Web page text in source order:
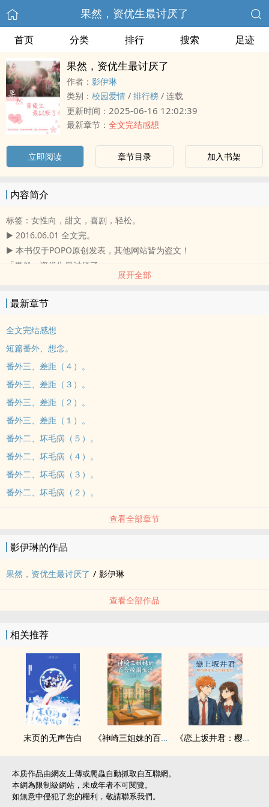
果然，资优生最讨厌了
首页 分类 排行 搜索 足迹
果然，资优生最讨厌了
作者： 影伊琳
类别： 校园爱情 / 排行榜 / 连载
更新时间： 2025-06-16 12:02:39
最新章节： 全文完结感想
立即阅读 章节目录 加入书架
内容简介
标签：女性向，甜文，喜剧，轻松。
▶ 2016.06.01 全文完。
▶ 本书仅于POPO原创发表，其他网站皆为盗文！
「果然，资优生最讨厌了。」
真的很受不了那些整天和书混在一起的人，
简直浪费了外头阳光明媚的好天气。
「搞不懂你们为什么要这样，出来运动不是很好吗？」
因为一个名词引起无数场争吵，一天十次都还嫌太少。
而俗话说：越吵感情越好。
一段以『资优生』为基础的爱情就这么诞生。
「妳还讨厌资优生吗？」
「讨厌死了，可惟独你例外。」
︱章节｜ ︱番外｜
▶ 第一章、有些争吵 ▶ 番外一、守护（主角陈沂文）
▶ 第二章、有些心动 ▶ 番外二、坏毛病（主角邱意缇）
▶ 第三章、有些在意 ▶ 番外三、差距（主角柯咏宁）
▶ 第七章、有些努力
────────────────────────────
书封：图取自网路，若侵权立即撤下。
展开全部
最新章节
全文完结感想
短篇番外、想念。
番外三、差距（４）。
番外三、差距（３）。
番外三、差距（２）。
番外三、差距（１）。
番外二、坏毛病（５）。
番外二、坏毛病（４）。
番外二、坏毛病（３）。
番外二、坏毛病（２）。
查看全部章节
影伊琳的作品
果然，资优生最讨厌了 / 影伊琳
查看全部作品
相关推荐
末页的无声告白 《神崎三姐妹的百合校园生活》 《恋上坂井君：樱花与夏天之间的我们》
本质作品由網友上傳或爬蟲自動抓取自互聯網。
本網為限制級網站，未成年者不可閱覽。
如無意中侵犯了您的權利，敬請聯系我們。